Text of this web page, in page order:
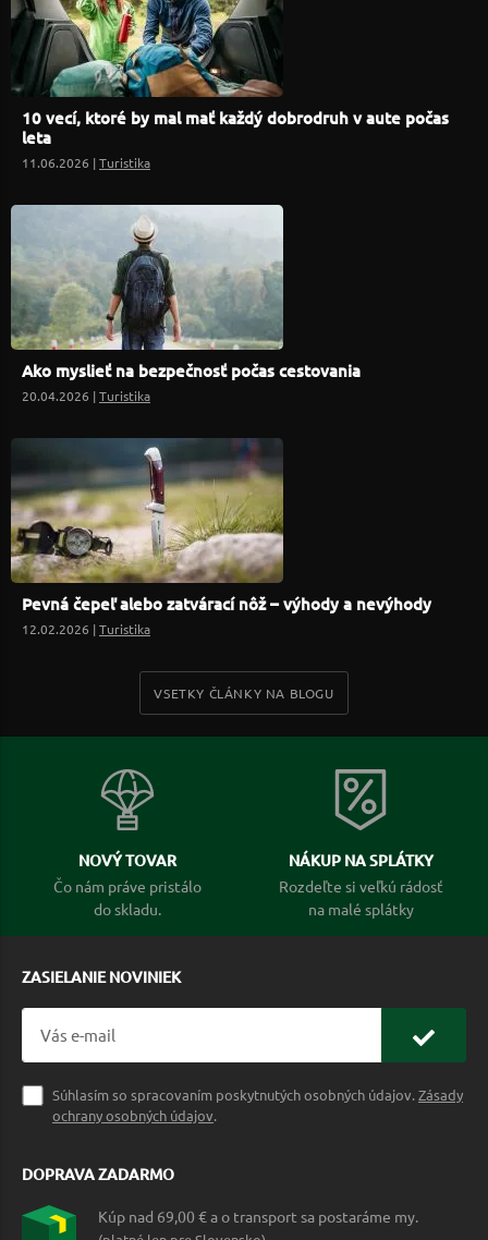
10 vecí, ktoré by mal mať každý dobrodruh v aute počas
leta
11.06.2026 |Turistika
Ako myslieť na bezpečnosť počas cestovania
20.04.2026 |Turistika
Pevná čepeľ alebo zatvárací nôž – výhody a nevýhody
12.02.2026 |Turistika
VSETKY ČLÁNKY NA BLOGU
NOVÝ TOVAR
Čo nám práve pristálo
do skladu.
NÁKUP NA SPLÁTKY
Rozdeľte si veľkú rádosť
na malé splátky
ZASIELANIE NOVINIEK
Súhlasím so spracovaním poskytnutých osobných údajov.Zásady
ochrany osobných údajov.
DOPRAVA ZADARMO
Kúp nad 69,00 € a o transport sa postaráme my.